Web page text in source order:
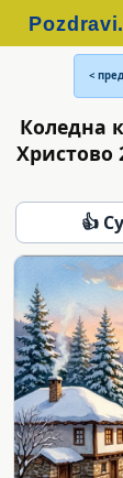
<
Коледна
Христово
👍